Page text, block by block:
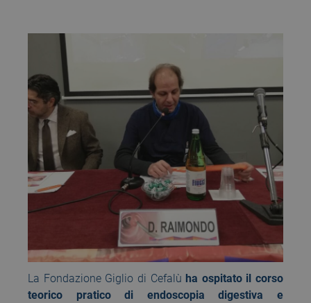
La Fondazione Giglio di Cefalù ha ospitato il corso
teorico pratico di endoscopia digestiva e